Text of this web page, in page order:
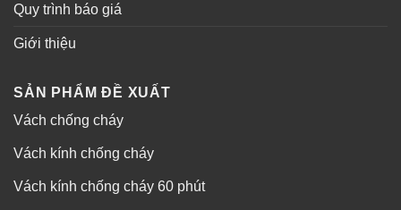
Quy trình báo giá
Giới thiệu
SẢN PHẨM ĐỀ XUẤT
Vách chống cháy
Vách kính chống cháy
Vách kính chống cháy 60 phút